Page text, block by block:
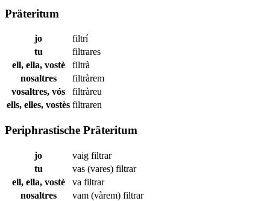
Präteritum
jo
filtrí
tu
filtrares
ell, ella, vostè
filtrà
nosaltres
filtràrem
vosaltres, vós
filtràreu
ells, elles, vostès filtraren
Periphrastische Präteritum
jo vaig filtrar
tu
vas (vares) filtrar
ell, ella, vostè
va filtrar
nosaltres
vam (vàrem) filtrar